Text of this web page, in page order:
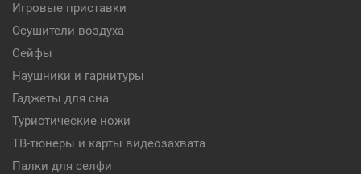
Игровые приставки
Осушители воздуха
Сейфы
Наушники и гарнитуры
Гаджеты для сна
Туристические ножи
ТВ-тюнеры и карты видеозахвата
Палки для селфи